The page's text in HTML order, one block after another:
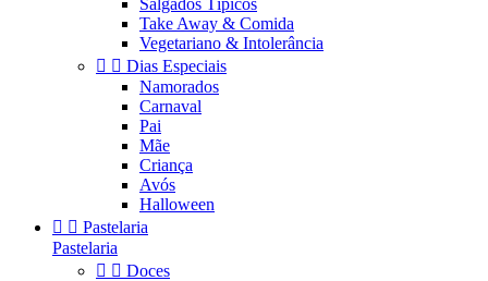
Salgados Típicos
Take Away & Comida
Vegetariano & Intolerância
  Dias Especiais
Namorados
Carnaval
Pai
Mãe
Criança
Avós
Halloween
  Pastelaria
Pastelaria
  Doces